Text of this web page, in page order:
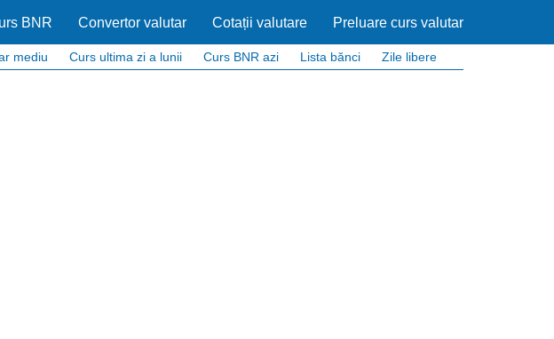
BNR Convertor valutar Cotații valutare Preluare curs valutar
mediu Curs ultima zi a lunii Curs BNR azi Lista bănci Zile libere